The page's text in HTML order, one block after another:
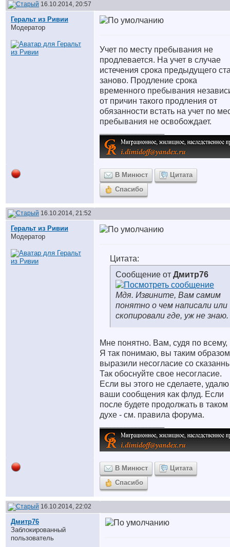
16.10.2014, 20:57
Геральт из Ривии
Модератор
Учет по месту пребывания не
продлевается. На учет в случае
истечения срока предыдущего
заново. Продление срока
временного пребывания
от причин такого продления от
обязанности встать на учет по
пребывания не освобождает.
В Минюст
Цитата
Спасибо
16.10.2014, 21:52
Геральт из Ривии
Модератор
Цитата:
Сообщение от Дмитр76
Мдя. Извините, Вам самим
понятно о чем написали или
скопировали где, уж не знаю.
Мне понятно. Вам, судя по всему,
Я так понимаю, вы таким образом
выразили несогласие со
Так обоснуйте свое несогласие.
Если вы этого не сделаете, удалю
ваши сообщения как флуд. Если
после будете продолжать в
духе - см. правила форума.
В Минюст
Цитата
Спасибо
16.10.2014, 22:02
Дмитр76
Заблокированный
пользователь